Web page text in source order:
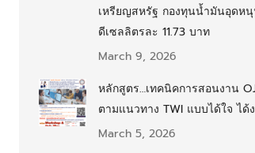
เหรียญสหรัฐ กองทุนน้ำมันอุดห
ดีเซลลิตรละ 11.73 บาท
March 9, 2026
หลักสูตร…เทคนิคการสอนงาน
ตามแนวทาง TWI แบบได้ใจ ได้
March 5, 2026